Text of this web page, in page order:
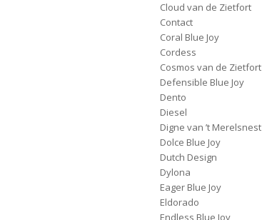
Cloud van de Zietfort
Contact
Coral Blue Joy
Cordess
Cosmos van de Zietfort
Defensible Blue Joy
Dento
Diesel
Digne van ’t Merelsnest
Dolce Blue Joy
Dutch Design
Dylona
Eager Blue Joy
Eldorado
Endless Blue Joy